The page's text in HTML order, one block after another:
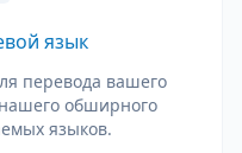
язык
перевода вашего
обширного
языков.